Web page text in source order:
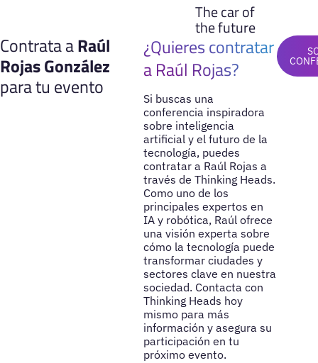
The car of
the future
Contrata aRaúl
Rojas González
para tu evento
¿Quieres contratar
a Raúl Rojas?
Si buscas una
conferencia inspiradora
sobre inteligencia
artificial y el futuro de la
tecnología, puedes
contratar a Raúl Rojas a
través de Thinking Heads.
Como uno de los
principales expertos en
IA y robótica, Raúl ofrece
una visión experta sobre
cómo la tecnología puede
transformar ciudades y
sectores clave en nuestra
sociedad. Contacta con
Thinking Heads hoy
mismo para más
información y asegura su
participación en tu
próximo evento.